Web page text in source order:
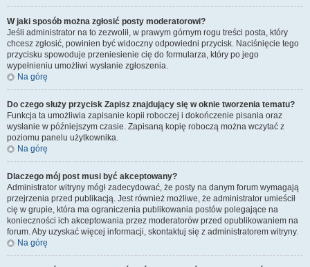
W jaki sposób można zgłosić posty moderatorowi?
Jeśli administrator na to zezwolił, w prawym górnym rogu treści posta, który
chcesz zgłosić, powinien być widoczny odpowiedni przycisk. Naciśnięcie tego
przycisku spowoduje przeniesienie cię do formularza, który po jego
wypełnieniu umożliwi wysłanie zgłoszenia.
Na górę
Do czego służy przycisk Zapisz znajdujący się w oknie tworzenia tematu?
Funkcja ta umożliwia zapisanie kopii roboczej i dokończenie pisania oraz
wysłanie w późniejszym czasie. Zapisaną kopię roboczą można wczytać z
poziomu panelu użytkownika.
Na górę
Dlaczego mój post musi być akceptowany?
Administrator witryny mógł zadecydować, że posty na danym forum wymagają
przejrzenia przed publikacją. Jest również możliwe, że administrator umieścił
cię w grupie, która ma ograniczenia publikowania postów polegające na
konieczności ich akceptowania przez moderatorów przed opublikowaniem na
forum. Aby uzyskać więcej informacji, skontaktuj się z administratorem witryny.
Na górę